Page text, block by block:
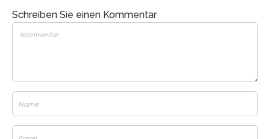
Schreiben Sie einen Kommentar